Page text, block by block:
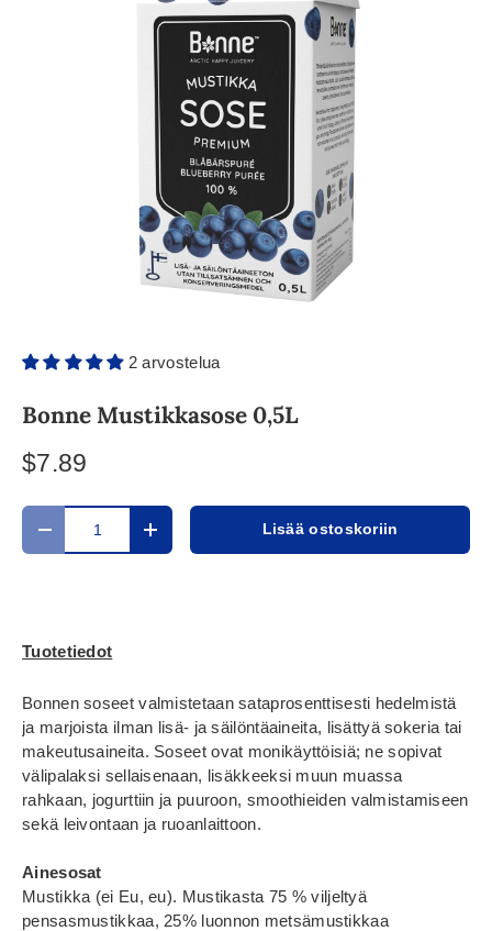
2 arvostelua
Bonne Mustikkasose 0,5L
$7.89
Määrä
Translation missing: fi.cart.items.decrease_quantity
Translation missing:Lisää ostoskoriin
Tuotetiedot
Bonnen soseet valmistetaan sataprosenttisesti hedelmistä
ja marjoista ilman lisä- ja säilöntäaineita, lisättyä sokeria tai
makeutusaineita. Soseet ovat monikäyttöisiä; ne sopivat
välipalaksi sellaisenaan, lisäkkeeksi muun muassa
rahkaan, jogurttiin ja puuroon, smoothieiden valmistamiseen
sekä leivontaan ja ruoanlaittoon.
Ainesosat
Mustikka (ei Eu, eu). Mustikasta 75 % viljeltyä
pensasmustikkaa, 25% luonnon metsämustikkaa